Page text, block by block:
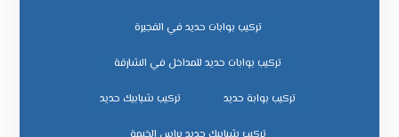
تركيب بوابات حديد في الفجيرة
تركيب بوابات حديد للمداخل في الشارقة
تركيب بوابة حديد تركيب شبابيك حديد